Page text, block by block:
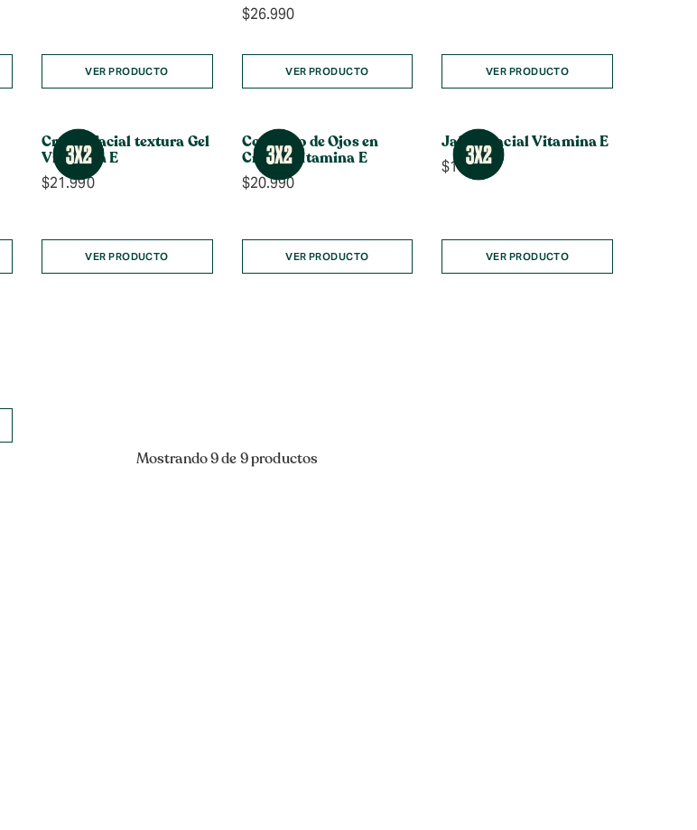
VER PRODUCTO
$26.990
VER PRODUCTO VER PRODUCTO
Crema Facial textura Gel
Vitamina E
$21.990
VER PRODUCTO
Contorno de Ojos en
Crema Vitamina E
$20.990
VER PRODUCTO
Jabón Facial Vitamina E
$15.990
VER PRODUCTO
Mostrando 9 de 9 productos